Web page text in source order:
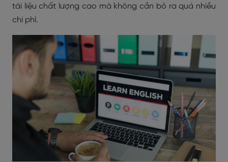
tài liệu chất lượng cao mà không cần bỏ ra quá nhiều
chi phí.